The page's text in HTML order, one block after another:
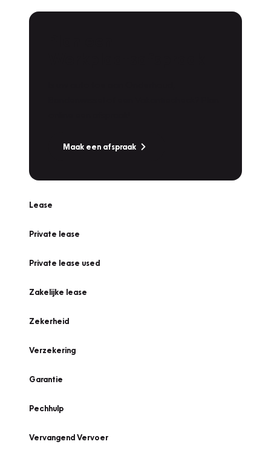
Maak een afspraak
Lease
Private lease
Private lease used
Zakelijke lease
Zekerheid
Verzekering
Garantie
Pechhulp
Vervangend Vervoer